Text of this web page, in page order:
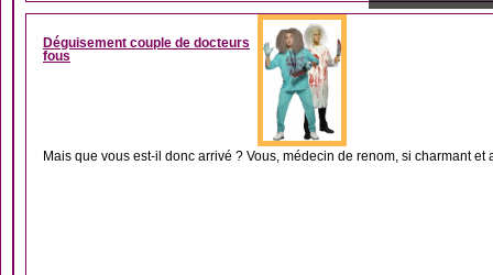
Déguisement couple de docteurs
fous
Mais que vous est-il donc arrivé ? Vous, médecin de renom, si charmant et